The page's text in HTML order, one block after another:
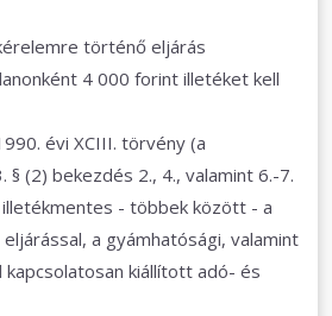
történő eljárás
4 000 forint illetéket kell
évi XCIII. törvény (a
§ (2) bekezdés 2., 4., valamint 6.-7.
- többek között - a
a gyámhatósági, valamint
kapcsolatosan kiállított adó- és